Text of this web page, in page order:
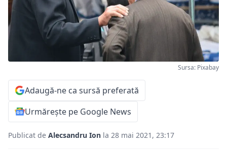
Sursa: Pixabay
Adaugă-ne ca sursă preferată
Urmărește pe Google News
Publicat de Alecsandru Ion la 28 mai 2021, 23:17